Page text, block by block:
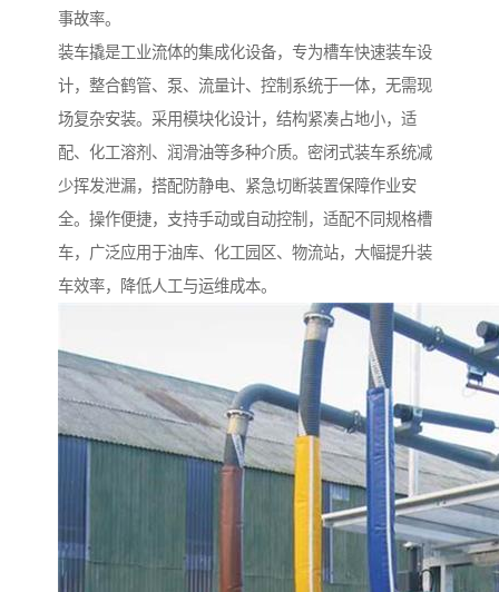
事故率。
装车撬是工业流体的集成化设备，专为槽车快速装车设
计，整合鹤管、泵、流量计、控制系统于一体，无需现
场复杂安装。采用模块化设计，结构紧凑占地小，适
配、化工溶剂、润滑油等多种介质。密闭式装车系统减
少挥发泄漏，搭配防静电、紧急切断装置保障作业安
全。操作便捷，支持手动或自动控制，适配不同规格槽
车，广泛应用于油库、化工园区、物流站，大幅提升装
车效率，降低人工与运维成本。